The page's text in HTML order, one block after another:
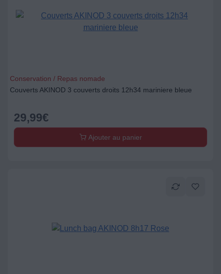
Conservation / Repas nomade
Couverts AKINOD 3 couverts droits 12h34 mariniere bleue
29,99€
Ajouter au panier